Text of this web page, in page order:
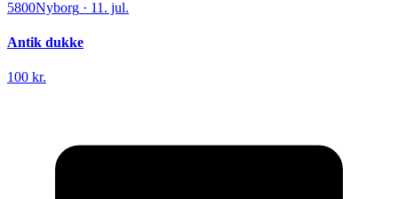
5800Nyborg · 11. jul.
Antik dukke
100 kr.